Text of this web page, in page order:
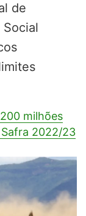
de
milhões
2022/23